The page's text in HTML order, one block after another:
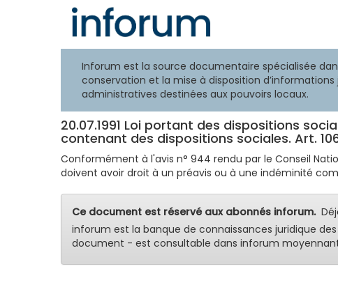
Inforum est la source documentaire spécialisée
conservation et la mise à disposition d’informations
administratives destinées aux pouvoirs locaux.
20.07.1991 Loi portant des dispositions
contenant des dispositions sociales. Art.
Conformément à l'avis n° 944 rendu par le Conseil
doivent avoir droit à un préavis ou à une indéminité
Ce document est réservé aux abonnés inforum.
inforum est la banque de connaissances juridique
document - est consultable dans inforum